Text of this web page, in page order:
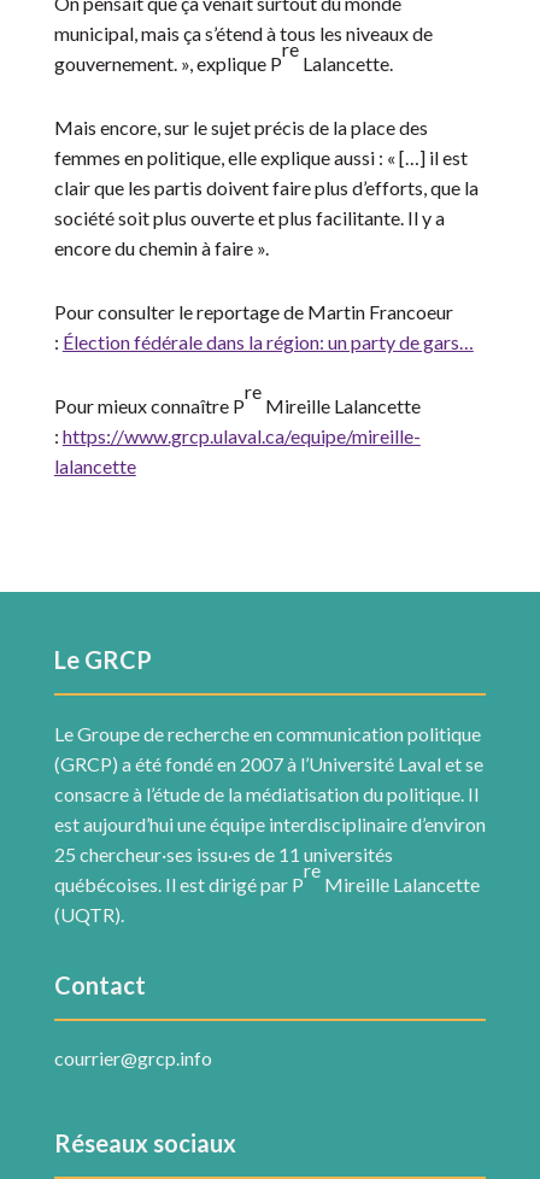
municipal, mais ça s’étend à tous les niveaux de
gouvernement. », explique P
re
Lalancette.
Mais encore, sur le sujet précis de la place des
femmes en politique, elle explique aussi : « […] il est
clair que les partis doivent faire plus d’efforts, que la
société soit plus ouverte et plus facilitante. Il y a
encore du chemin à faire ».
Pour consulter le reportage de Martin Francoeur
: Élection fédérale dans la région: un party de gars…
Pour mieux connaître P
re
Mireille Lalancette
: https://www.grcp.ulaval.ca/equipe/mireille-
lalancette
Le GRCP
Le Groupe de recherche en communication politique
(GRCP) a été fondé en 2007 à l’Université Laval et se
consacre à l’étude de la médiatisation du politique. Il
est aujourd’hui une équipe interdisciplinaire d’environ
25 chercheur·ses issu·es de 11 universités
québécoises. Il est dirigé par P
re
Mireille Lalancette
(UQTR).
Contact
courrier@grcp.info
Réseaux sociaux